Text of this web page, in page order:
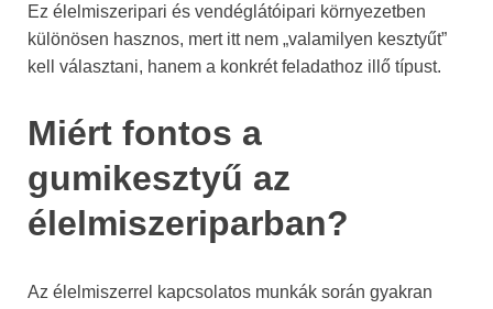
Ez élelmiszeripari és vendéglátóipari környezetben
különösen hasznos, mert itt nem „valamilyen kesztyűt”
kell választani, hanem a konkrét feladathoz illő típust.
Miért fontos a
gumikesztyű az
élelmiszeriparban?
Az élelmiszerrel kapcsolatos munkák során gyakran